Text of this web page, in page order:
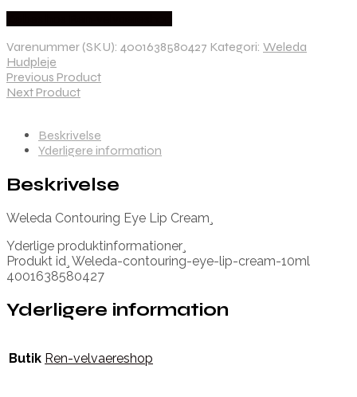
Varenummer (SKU): 4001638580427 Kategori: Weleda
Hudpleje
Previous Product
Next Product
Beskrivelse
Yderligere information
Beskrivelse
Weleda Contouring Eye Lip Cream¸
Yderlige produktinformationer¸
Produkt id¸ Weleda-contouring-eye-lip-cream-10ml
4001638580427
Yderligere information
Butik Ren-velvaereshop